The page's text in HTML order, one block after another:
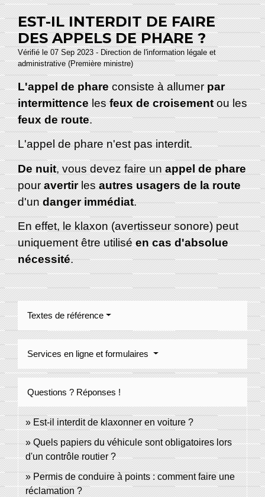
EST-IL INTERDIT DE FAIRE
DES APPELS DE PHARE ?
Vérifié le 07 Sep 2023 - Direction de l'information légale et
administrative (Première ministre)
L'appel de phareconsiste à allumerpar
intermittencelesfeux de croisementou les
feux de route.
L'appel de phare n'est pas interdit.
De nuit, vous devez faire unappel de phare
pouravertirlesautres usagers de la route
d'undanger immédiat.
En effet, le klaxon (avertisseur sonore) peut
uniquement être utiliséen cas d'absolue
nécessité.
Textes de référence
Services en ligne et formulaires
Questions ? Réponses !
Est-il interdit de klaxonner en voiture ?
Quels papiers du véhicule sont obligatoires lors
d'un contrôle routier ?
Permis de conduire à points : comment faire une
réclamation ?